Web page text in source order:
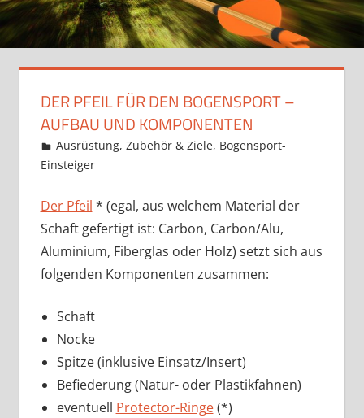
DER PFEIL FÜR DEN BOGENSPORT –
AUFBAU UND KOMPONENTEN
20. Oktober 2018
Martina Berg
Ausrüstung, Zubehör & Ziele, Bogensport-
Einsteiger
Der Pfeil * (egal, aus welchem Material der
Schaft gefertigt ist: Carbon, Carbon/Alu,
Aluminium, Fiberglas oder Holz) setzt sich aus
folgenden Komponenten zusammen:
Schaft
Nocke
Spitze (inklusive Einsatz/Insert)
Befiederung (Natur- oder Plastikfahnen)
eventuell Protector-Ringe(*)